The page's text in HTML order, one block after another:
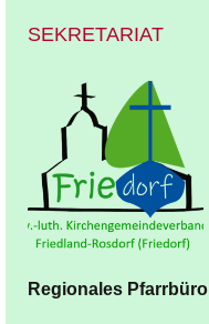
SEKRETARIAT
Regionales Pfarrbüro